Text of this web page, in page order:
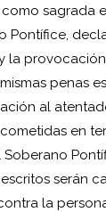
como sagrada
Pontífice,
la
penas
al
en
serán
la